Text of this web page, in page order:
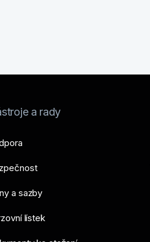
a rady
a sazby
lístek